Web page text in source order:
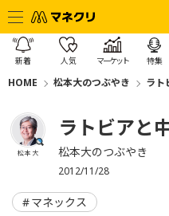
新着 人気 マーケット 特集
HOME 松本大のつぶやき ラト
松本 大
ラトビアと
松本大のつぶやき
2012/11/28
マネックス